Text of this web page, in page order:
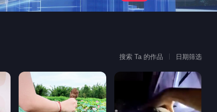
搜索 Ta 的作品 日期筛选